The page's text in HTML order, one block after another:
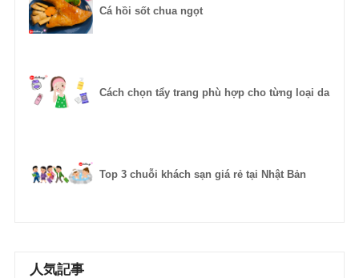
Cá hồi sốt chua ngọt
Cách chọn tẩy trang phù hợp cho từng loại da
Top 3 chuỗi khách sạn giá rẻ tại Nhật Bản
人気記事